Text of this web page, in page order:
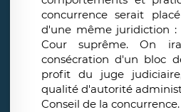
concurrence serait
d'une même juridiction :
Cour suprême. On
consécration d'un bloc
profit du juge
qualité d'autorité
Conseil de la concurrence.